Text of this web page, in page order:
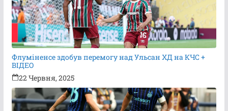
Флуміненсе здобув перемогу над Ульсан ХД на КЧС +
ВІДЕО
22 Червня, 2025